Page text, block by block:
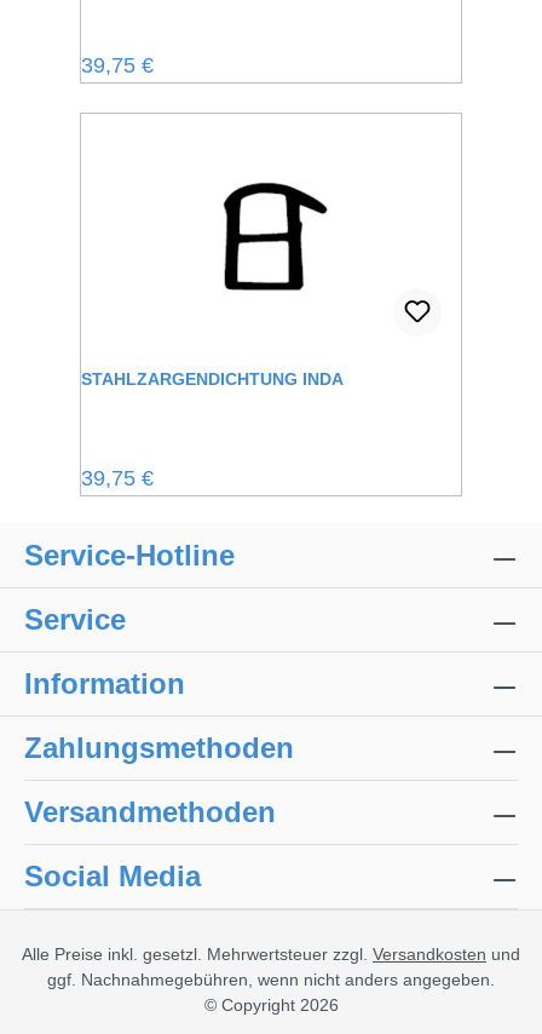
Regulärer Preis:
39,75 €
STAHLZARGENDICHTUNG INDA
Regulärer Preis:
39,75 €
Service-Hotline
Service
Information
Zahlungsmethoden
Versandmethoden
Social Media
Alle Preise inkl. gesetzl. Mehrwertsteuer zzgl. Versandkosten und
ggf. Nachnahmegebühren, wenn nicht anders angegeben.
© Copyright 2026